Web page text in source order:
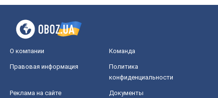
О компании Команда
Правовая информация
Политика
конфиденциальности
Реклама на сайте Документы